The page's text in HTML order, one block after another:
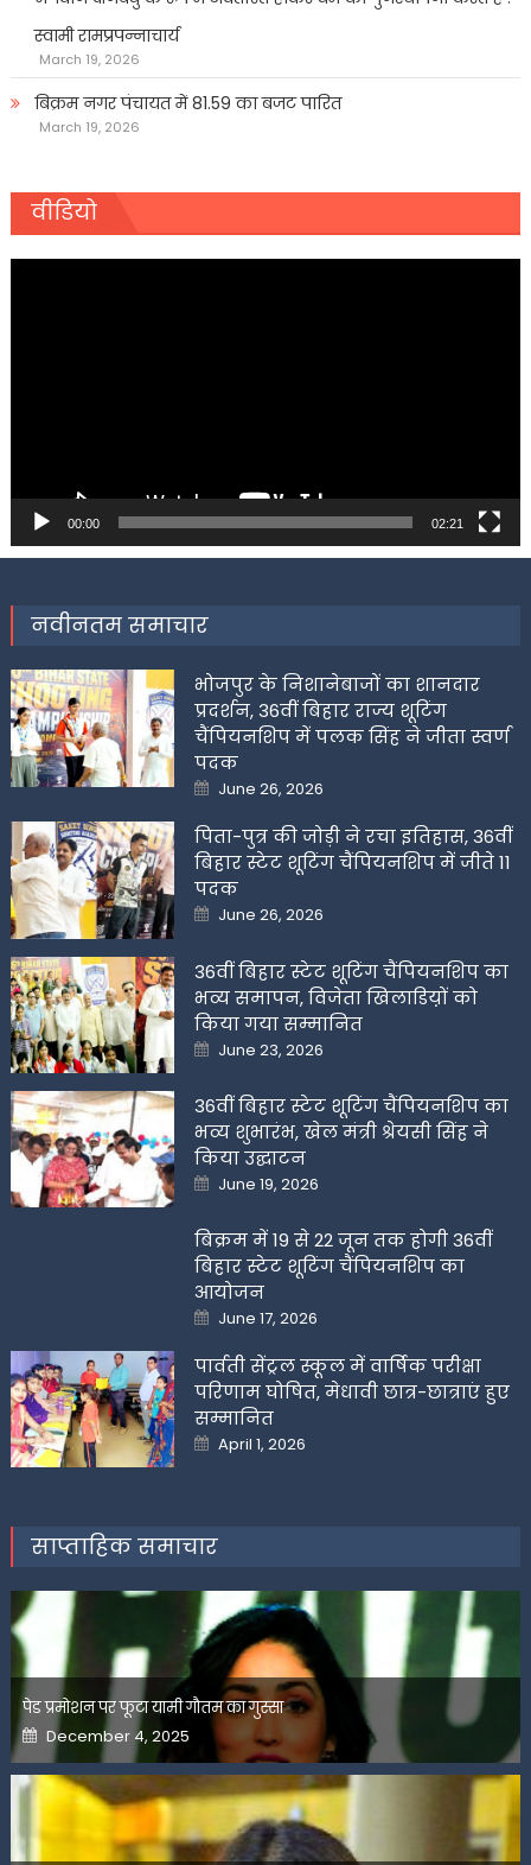
स्वामी रामप्रपन्नाचार्य
March 19, 2026
बिक्रम नगर पंचायत में 81.59 का बजट पारित
March 19, 2026
वीडियो
00:00 02:21
नवीनतम समाचार
भोजपुर के निशानेबाजों का शानदार
प्रदर्शन, 36वीं बिहार राज्य शूटिंग
चैंपियनशिप में पलक सिंह ने जीता स्वर्ण
पदक
Posted
on
June 26, 2026
पिता-पुत्र की जोड़ी ने रचा इतिहास, 36वीं
बिहार स्टेट शूटिंग चैंपियनशिप में जीते 11
पदक
Posted
on
June 26, 2026
36वीं बिहार स्टेट शूटिंग चैंपियनशिप का
भव्य समापन, विजेता खिलाडिय़ों को
किया गया सम्मानित
Posted
on
June 23, 2026
36वीं बिहार स्टेट शूटिंग चैंपियनशिप का
भव्य शुभारंभ, खेल मंत्री श्रेयसी सिंह ने
किया उद्घाटन
Posted
on
June 19, 2026
बिक्रम में 19 से 22 जून तक होगी 36वीं
बिहार स्टेट शूटिंग चैंपियनशिप का
आयोजन
Posted
on
June 17, 2026
पार्वती सेंट्रल स्कूल में वार्षिक परीक्षा
परिणाम घोषित, मेधावी छात्र-छात्राएं हुए
सम्मानित
Posted
on
April 1, 2026
साप्ताहिक समाचार
पेड प्रमोशन पर फूटा यामी गौतम का गुस्सा
Posted
on
December 4, 2025